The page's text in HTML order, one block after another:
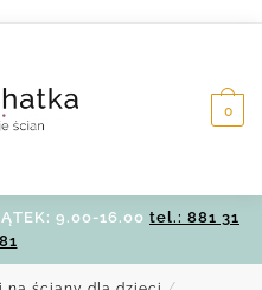
0
9.00-16.00 tel.: 881 31
/